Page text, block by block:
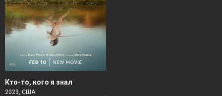
Кто-то, кого я знал
2023, США